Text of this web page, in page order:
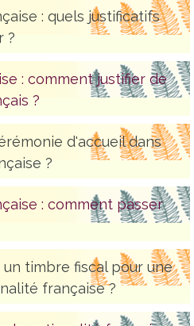
: quels justificatifs
?
: comment justifier de
?
d'accueil dans
?
: comment passer
timbre fiscal pour une
française ?